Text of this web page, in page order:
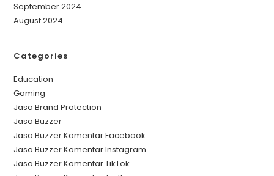
September 2024
August 2024
Categories
Education
Gaming
Jasa Brand Protection
Jasa Buzzer
Jasa Buzzer Komentar Facebook
Jasa Buzzer Komentar Instagram
Jasa Buzzer Komentar TikTok